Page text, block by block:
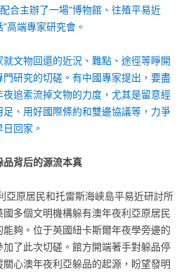
合主辦了一場“博物館、往殖平易近
高端專家研究會。
文物回還的近況、難點、途徑等睜開
研究的切磋。有中國專家提出，要盡
追索流掉文物的力度，尤其是留意經
、用好國際條約和雙邊協議等，力爭
回家。
品背后的源流本真
亞原居民和托雷斯海峽島平易近研討所
多個文明機構躲有澳年夜利亞原居民
夠。位于英國紐卡斯爾年夜學旁邊的
了此次切磋。館方開端著手對躲品停
心澳年夜利亞躲品的起源，盼望發明